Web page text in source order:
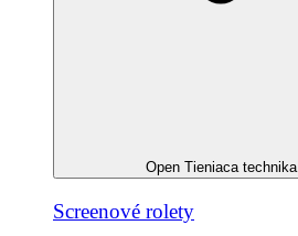
Open Tieniaca technika
Screenové rolety